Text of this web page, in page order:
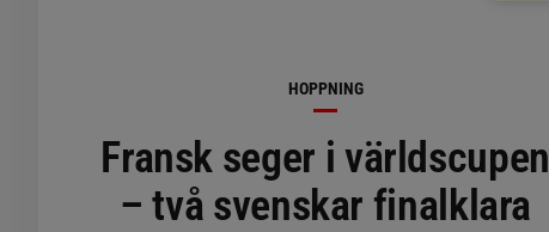
HOPPNING
Fransk seger i världscupen
– två svenskar finalklara